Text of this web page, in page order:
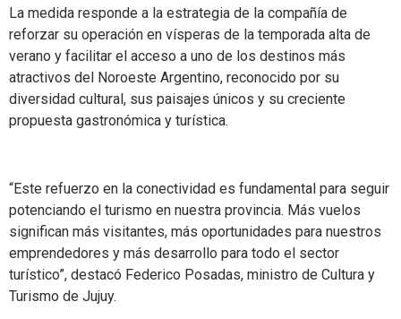
La medida responde a la estrategia de la compañía de
reforzar su operación en vísperas de la temporada alta de
verano y facilitar el acceso a uno de los destinos más
atractivos del Noroeste Argentino, reconocido por su
diversidad cultural, sus paisajes únicos y su creciente
propuesta gastronómica y turística.
“Este refuerzo en la conectividad es fundamental para seguir
potenciando el turismo en nuestra provincia. Más vuelos
significan más visitantes, más oportunidades para nuestros
emprendedores y más desarrollo para todo el sector
turístico”, destacó Federico Posadas, ministro de Cultura y
Turismo de Jujuy.